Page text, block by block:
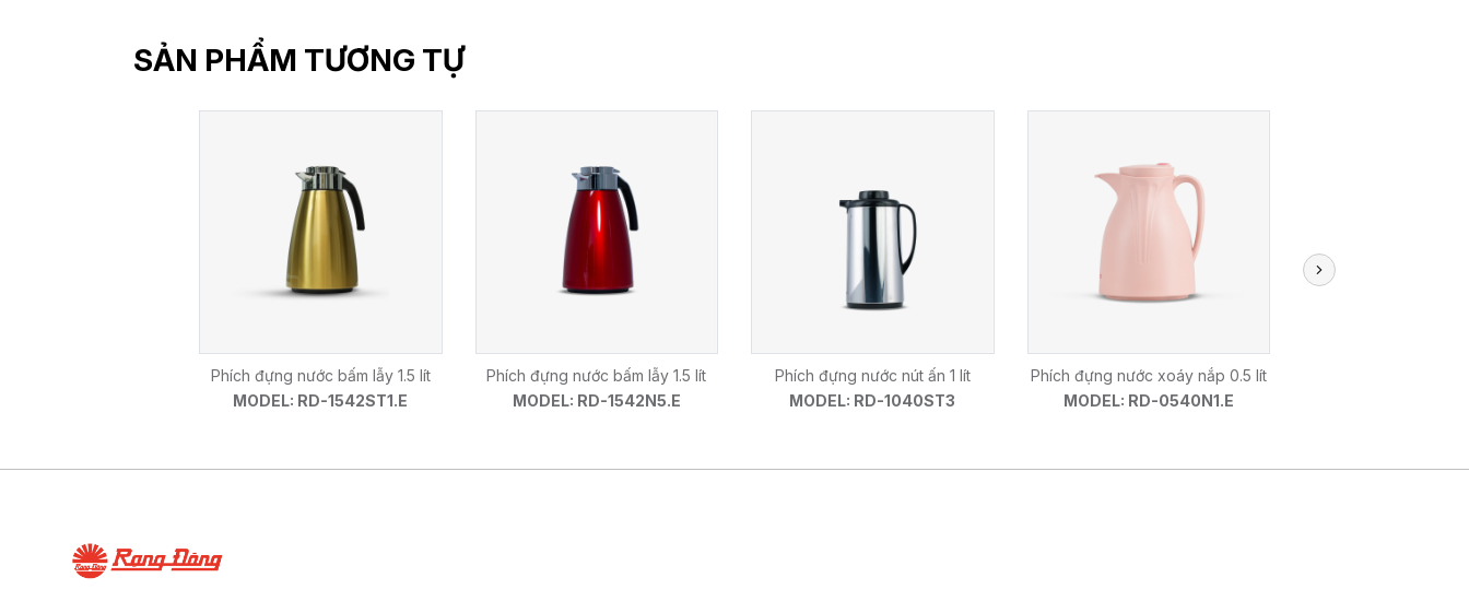
SẢN PHẨM TƯƠNG TỰ
Phích đựng nước bấm lẫy 1.5 lít
MODEL: RD-1542ST1.E
Phích đựng nước bấm lẫy 1.5 lít
MODEL: RD-1542N5.E
Phích đựng nước nút ấn 1 lít
MODEL: RD-1040ST3
Phích đựng nước xoáy nắp 0.5 lít
MODEL: RD-0540N1.E